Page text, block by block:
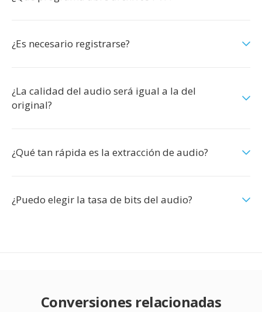
¿Es necesario registrarse?
¿La calidad del audio será igual a la del
original?
¿Qué tan rápida es la extracción de audio?
¿Puedo elegir la tasa de bits del audio?
Conversiones relacionadas